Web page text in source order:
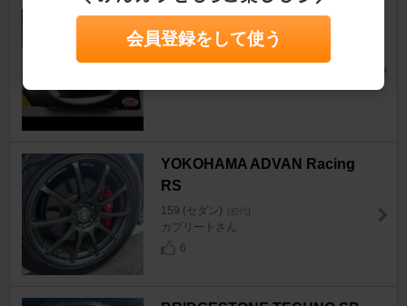
BMC C.D.A
159 (セダン) [初代]
pharaoh0217さん
YOKOHAMA ADVAN Racing
RS
159 (セダン) [初代]
カプリートさん
6
会員登録をして使う